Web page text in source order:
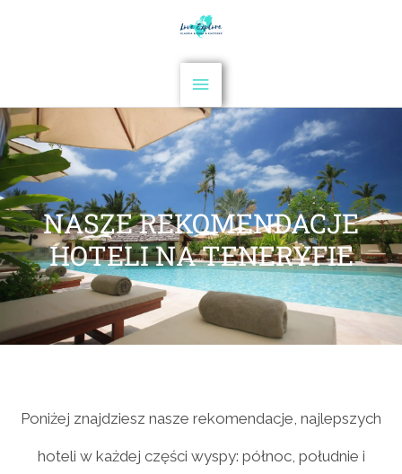
NASZE REKOMENDACJE
HOTELI NA TENERYFIE
Poniżej znajdziesz nasze rekomendacje, najlepszych
hoteli w każdej części wyspy: północ, południe i